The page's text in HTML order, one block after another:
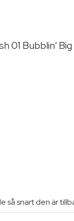
01 Bubblin' Big
så snart den är